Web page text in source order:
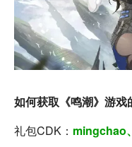
如何获取《鸣潮》游戏
礼包CDK： mingchao